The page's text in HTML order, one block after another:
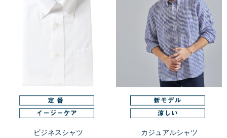
ビジネスシャツ
カジュアルシャツ